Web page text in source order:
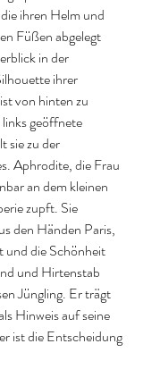
ihren Helm und
Füßen abgelegt
in der
ihrer
von hinten zu
geöffnete
sie zu der
Aphrodite, die Frau
an dem kleinen
zupft. Sie
den Händen Paris,
und die Schönheit
und Hirtenstab
Jüngling. Er trägt
Hinweis auf seine
ist die Entscheidung